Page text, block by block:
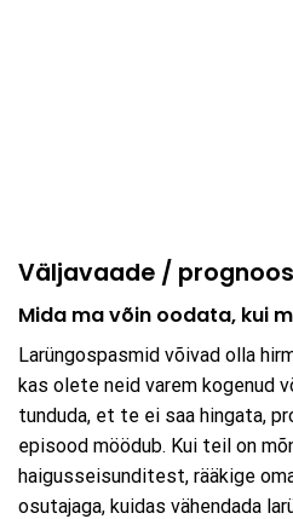
Väljavaade / prognoos
Mida ma võin oodata, kui
Larüngospasmid võivad olla
kas olete neid varem kogenud
tunduda, et te ei saa hingata,
episood möödub. Kui teil on
haigusseisunditest, rääkige
osutajaga, kuidas vähendada